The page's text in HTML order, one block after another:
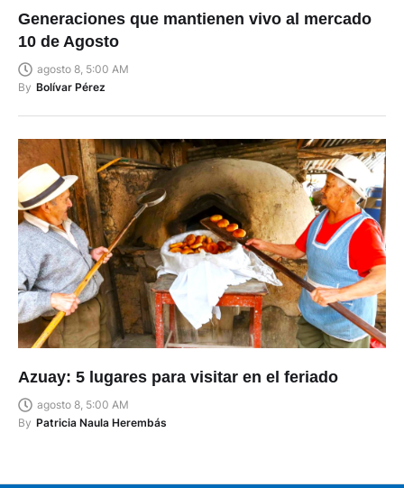
Generaciones que mantienen vivo al mercado
10 de Agosto
agosto 8, 5:00 AM
By Bolívar Pérez
Azuay: 5 lugares para visitar en el feriado
agosto 8, 5:00 AM
By Patricia Naula Herembás